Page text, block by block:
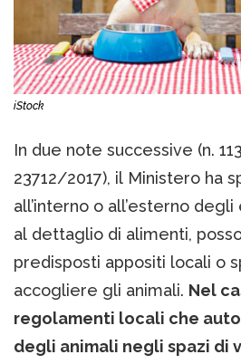
iStock
In due note successive (n.
23712/2017), il Ministero ha
all’interno o all’esterno
al dettaglio di alimenti,
predisposti appositi locali o
accogliere gli animali. Nel
regolamenti locali che
degli animali negli spazi di